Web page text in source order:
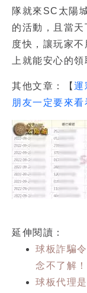
隊就來SC太陽
的活動，且當
度快，讓玩家
上就能安心的領
其他文章：【 運
朋友一定要來看
延伸閱讀：
球板詐騙
念不了解！
球板代理